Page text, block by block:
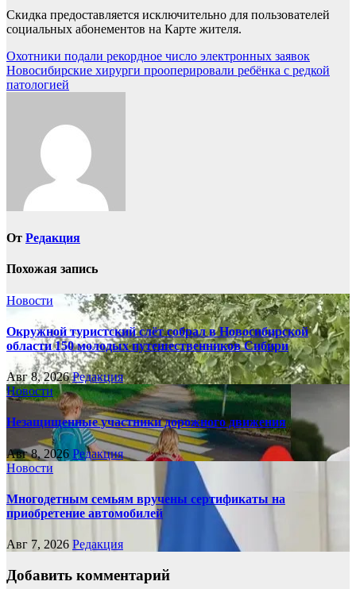
Скидка предоставляется исключительно для пользователей
социальных абонементов на Карте жителя.
Навигация
по
Охотники подали рекордное число электронных заявок
Новосибирские хирурги прооперировали ребёнка с редкой
патологией
От Редакция
Похожая запись
Новости
Окружной туристский слёт собрал в Новосибирской
области 150 молодых путешественников Сибири
Авг 8, 2026Редакция
Новости
Незащищенные участники дорожного движения
Авг 8, 2026 Редакция
Новости
Многодетным семьям вручены сертификаты на
приобретение автомобилей
Авг 7, 2026 Редакция
Добавить комментарий